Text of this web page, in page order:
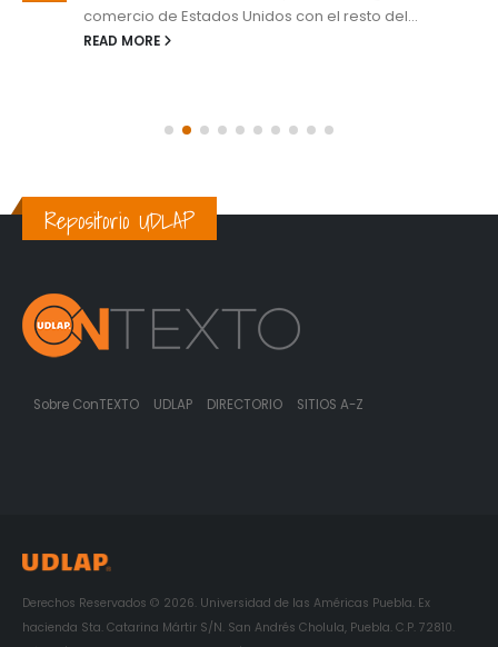
comercio de Estados Unidos con el resto del...
READ MORE
Repositorio UDLAP
Sobre ConTEXTO UDLAP DIRECTORIO SITIOS A-Z
Derechos Reservados © 2026. Universidad de las Américas Puebla. Ex
hacienda Sta. Catarina Mártir S/N. San Andrés Cholula, Puebla. C.P. 72810.